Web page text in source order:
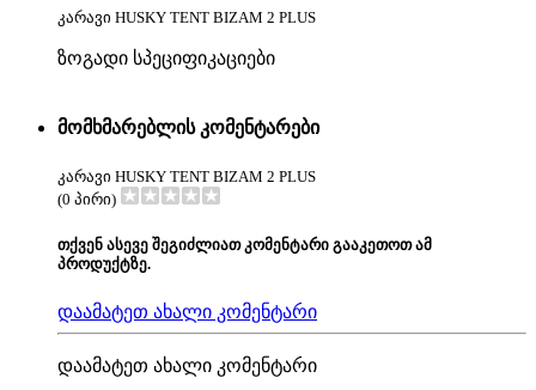
კარავი HUSKY TENT BIZAM 2 PLUS
ზოგადი სპეციფიკაციები
მომხმარებლის კომენტარები
კარავი HUSKY TENT BIZAM 2 PLUS
(0 პირი)
თქვენ ასევე შეგიძლიათ კომენტარი გააკეთოთ ამ
პროდუქტზე.
დაამატეთ ახალი კომენტარი
დაამატეთ ახალი კომენტარი